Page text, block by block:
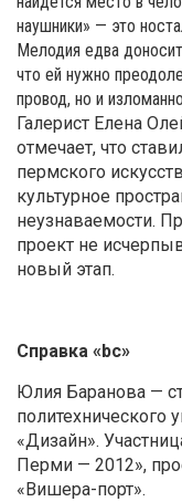
наушники» — это
Мелодия едва
что ей нужно
провод, но и
Галерист Елена
отмечает, что
пермского
культурное
неузнаваемости.
проект не
новый этап.
Справка «bc»
Юлия Баранова —
политехнического
«Дизайн».
Перми — 2012»,
«Вишера-порт».